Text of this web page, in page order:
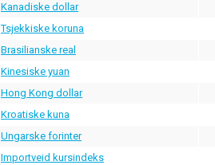
Kanadiske dollar
Tsjekkiske koruna
Brasilianske real
Kinesiske yuan
Hong Kong dollar
Kroatiske kuna
Ungarske forinter
Importveid kursindeks